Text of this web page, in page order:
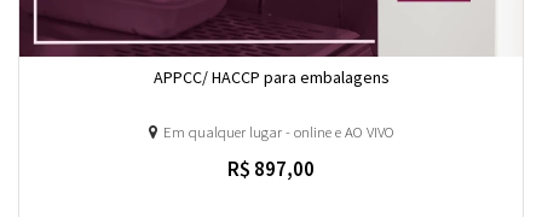
APPCC/ HACCP para embalagens
Em qualquer lugar - online e AO VIVO
R$ 897,00